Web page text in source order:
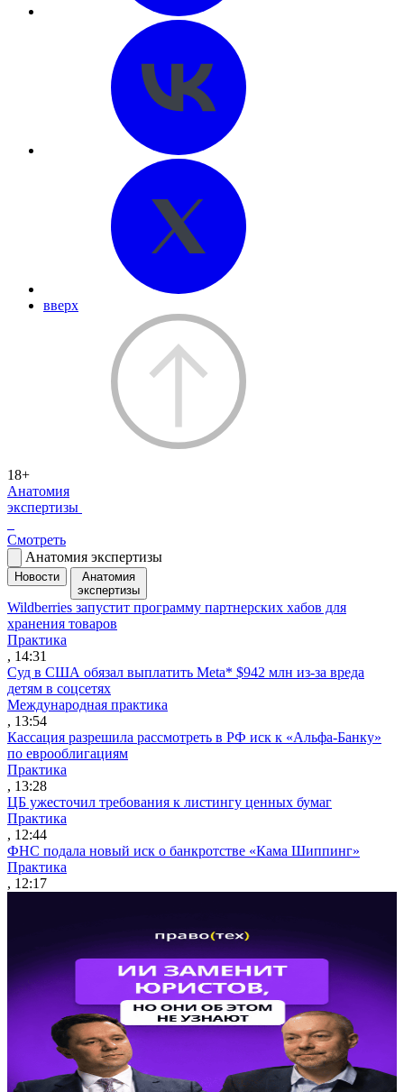
вверх
18+
Анатомия
экспертизы
Смотреть
Анатомия экспертизы
Новости
Анатомия
экспертизы
Wildberries запустит программу партнерских хабов для
хранения товаров
Практика
, 14:31
Суд в США обязал выплатить Meta* $942 млн из-за вреда
детям в соцсетях
Международная практика
, 13:54
Кассация разрешила рассмотреть в РФ иск к «Альфа-Банку»
по еврооблигациям
Практика
, 13:28
ЦБ ужесточил требования к листингу ценных бумаг
Практика
, 12:44
ФНС подала новый иск о банкротстве «Кама Шиппинг»
Практика
, 12:17